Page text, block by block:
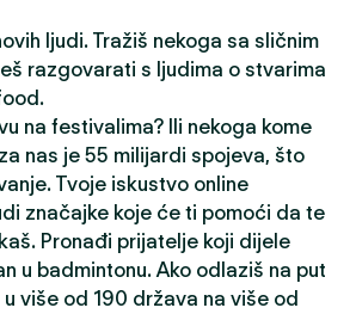
ljudi. Tražiš nekoga sa sličnim
razgovarati s ljudima o stvarima
na festivalima? Ili nekoga kome
nas je 55 milijardi spojeva, što
Tvoje iskustvo online
značajke koje će ti pomoći da te
Pronađi prijatelje koji dijele
u badmintonu. Ako odlaziš na put
više od 190 država na više od